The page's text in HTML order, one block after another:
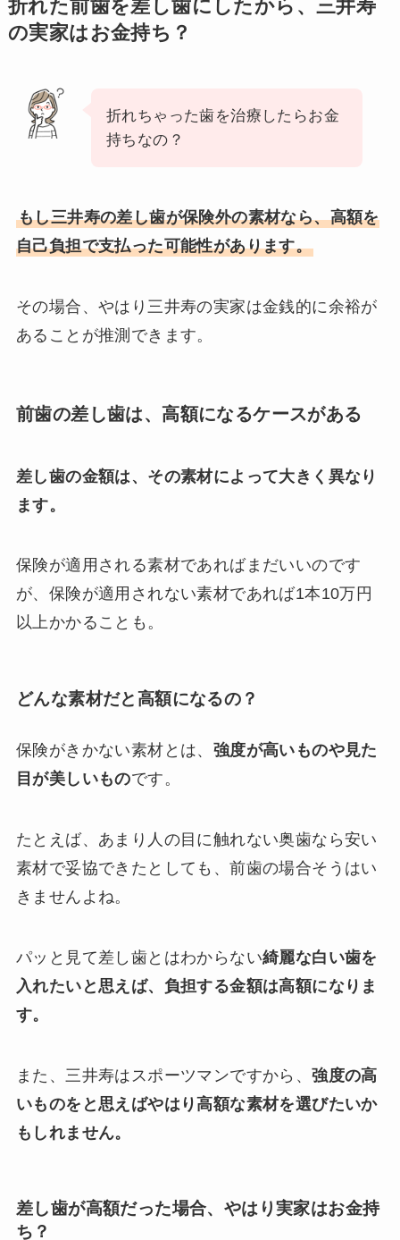
折れた前歯を差し歯にしたから、三井寿
の実家はお金持ち？
折れちゃった歯を治療したらお金
持ちなの？
もし三井寿の差し歯が保険外の素材なら、高額を
自己負担で支払った可能性があります。
その場合、やはり三井寿の実家は金銭的に余裕が
あることが推測できます。
前歯の差し歯は、高額になるケースがある
差し歯の金額は、その素材によって大きく異なり
ます。
保険が適用される素材であればまだいいのです
が、保険が適用されない素材であれば1本10万円
以上かかることも。
どんな素材だと高額になるの？
保険がきかない素材とは、 強度が高いものや見た
目が美しいものです。
たとえば、あまり人の目に触れない奥歯なら安い
素材で妥協できたとしても、前歯の場合そうはい
きませんよね。
パッと見て差し歯とはわからない綺麗な白い歯を
入れたいと思えば、負担する金額は高額になりま
す。
また、三井寿はスポーツマンですから、強度の高
いものをと思えばやはり高額な素材を選びたいか
もしれません。
差し歯が高額だった場合、やはり実家はお金持
ち？